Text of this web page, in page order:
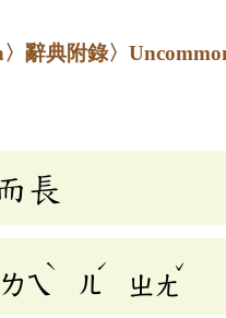
辭典附錄〉
長
ㄌㄟ
ˋ
ㄦ
ˊ
ㄓㄤ
ˇ